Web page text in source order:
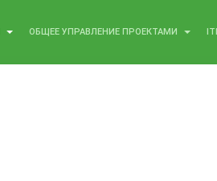
ОБЩЕЕ УПРАВЛЕНИЕ ПРОЕКТАМИ